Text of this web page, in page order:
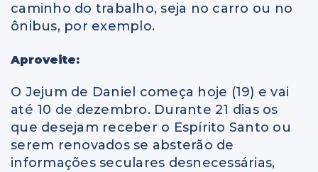
caminho do trabalho, seja no carro ou no
ônibus, por exemplo.
Aproveite:
O Jejum de Daniel começa hoje (19) e vai
até 10 de dezembro. Durante 21 dias os
que desejam receber o Espírito Santo ou
serem renovados se absterão de
informações seculares desnecessárias,